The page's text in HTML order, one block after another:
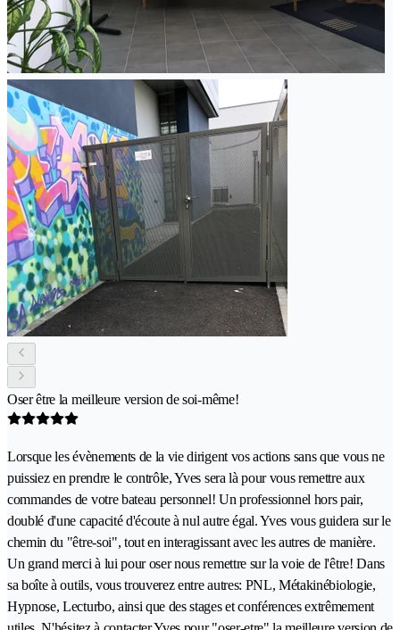
Oser être la meilleure version de soi-même!
Lorsque les évènements de la vie dirigent vos actions sans que vous ne
puissiez en prendre le contrôle, Yves sera là pour vous remettre aux
commandes de votre bateau personnel! Un professionnel hors pair,
doublé d'une capacité d'écoute à nul autre égal. Yves vous guidera sur le
chemin du "être-soi", tout en interagissant avec les autres de manière.
Un grand merci à lui pour oser nous remettre sur la voie de l'être! Dans
sa boîte à outils, vous trouverez entre autres: PNL, Métakinébiologie,
Hypnose, Lecturbo, ainsi que des stages et conférences extrêmement